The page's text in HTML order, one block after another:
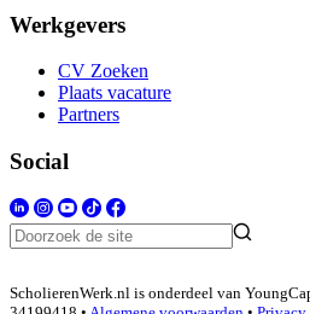
Werkgevers
CV Zoeken
Plaats vacature
Partners
Social
ScholierenWerk.nl is onderdeel van